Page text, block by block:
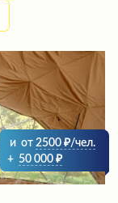
меню и
попробовать
приятные
и высоким
и от 2500
/чел.
+ 50 000